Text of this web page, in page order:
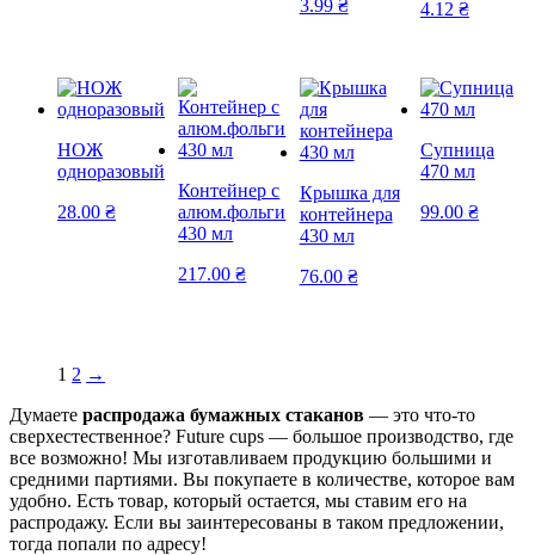
3.99 ₴ 4.12 ₴
НОЖ
одноразовый
28.00 ₴
Контейнер с
алюм.фольги
430 мл
217.00₴
Крышка для
контейнера
430 мл
76.00 ₴
Супница
470 мл
99.00 ₴
1 2 →
Думаете распродажа бумажных стаканов — это что-то
сверхестественное? Future cups — большое производство, где
все возможно! Мы изготавливаем продукцию большими и
средними партиями. Вы покупаете в количестве, которое вам
удобно. Есть товар, который остается, мы ставим его на
распродажу. Если вы заинтересованы в таком предложении,
тогда попали по адресу!